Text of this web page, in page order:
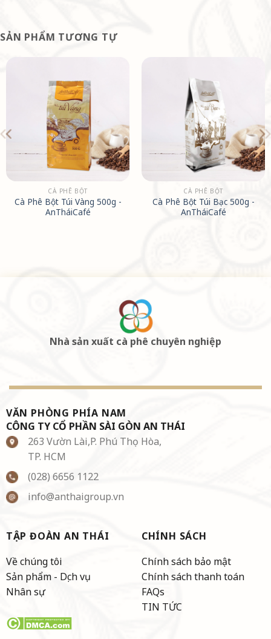
SẢN PHẨM TƯƠNG TỰ
CÀ PHÊ BỘT
Cà Phê Bột Túi Vàng 500g -
AnTháiCafé
CÀ PHÊ BỘT
Cà Phê Bột Túi Bạc 500g -
AnTháiCafé
Nhà sản xuất cà phê chuyên nghiệp
VĂN PHÒNG PHÍA NAM
CÔNG TY CỔ PHẦN SÀI GÒN AN THÁI
263 Vườn Lài,P. Phú Thọ Hòa,
TP. HCM
(028) 6656 1122
info@anthaigroup.vn
TẬP ĐOÀN AN THÁI
Về chúng tôi
Sản phẩm - Dịch vụ
Nhân sự
CHÍNH SÁCH
Chính sách bảo mật
Chính sách thanh toán
FAQs
TIN TỨC